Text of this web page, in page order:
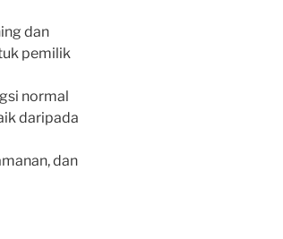
dan
pemilik
normal
daripada
dan